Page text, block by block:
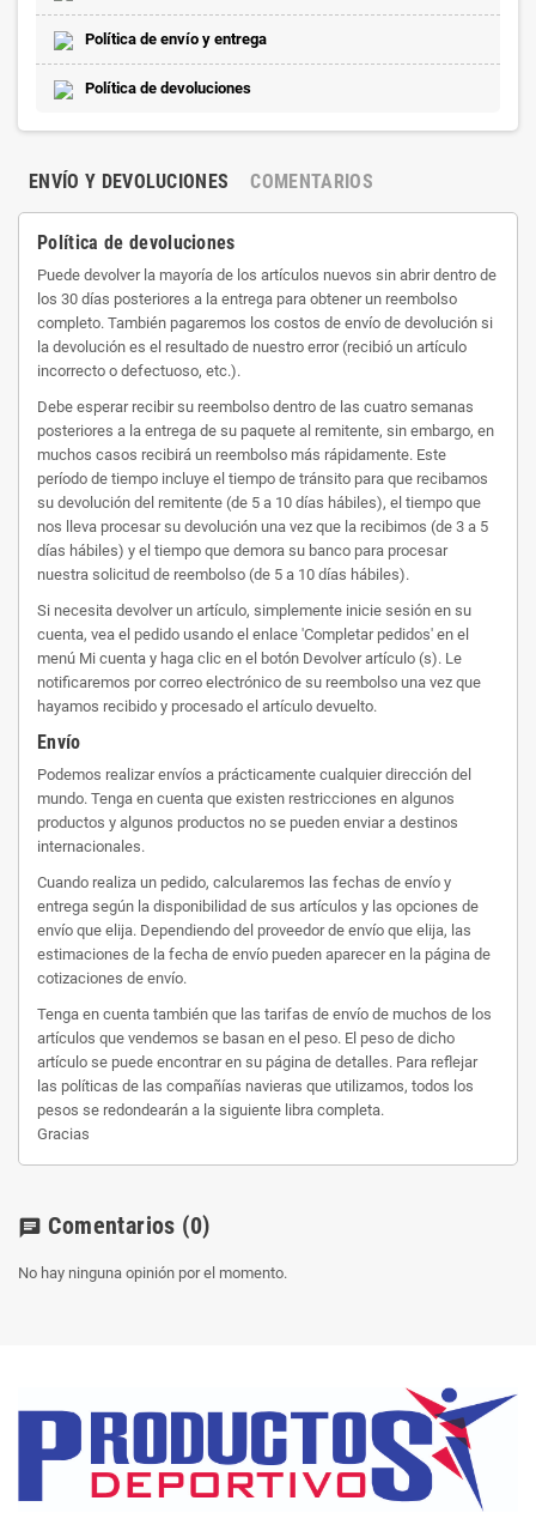
Política de envío y entrega
Política de devoluciones
ENVÍO Y DEVOLUCIONES COMENTARIOS
Política de devoluciones
Puede devolver la mayoría de los artículos nuevos sin abrir dentro de
los 30 días posteriores a la entrega para obtener un reembolso
completo. También pagaremos los costos de envío de devolución si
la devolución es el resultado de nuestro error (recibió un artículo
incorrecto o defectuoso, etc.).
Debe esperar recibir su reembolso dentro de las cuatro semanas
posteriores a la entrega de su paquete al remitente, sin embargo, en
muchos casos recibirá un reembolso más rápidamente. Este
período de tiempo incluye el tiempo de tránsito para que recibamos
su devolución del remitente (de 5 a 10 días hábiles), el tiempo que
nos lleva procesar su devolución una vez que la recibimos (de 3 a 5
días hábiles) y el tiempo que demora su banco para procesar
nuestra solicitud de reembolso (de 5 a 10 días hábiles).
Si necesita devolver un artículo, simplemente inicie sesión en su
cuenta, vea el pedido usando el enlace 'Completar pedidos' en el
menú Mi cuenta y haga clic en el botón Devolver artículo (s). Le
notificaremos por correo electrónico de su reembolso una vez que
hayamos recibido y procesado el artículo devuelto.
Envío
Podemos realizar envíos a prácticamente cualquier dirección del
mundo. Tenga en cuenta que existen restricciones en algunos
productos y algunos productos no se pueden enviar a destinos
internacionales.
Cuando realiza un pedido, calcularemos las fechas de envío y
entrega según la disponibilidad de sus artículos y las opciones de
envío que elija. Dependiendo del proveedor de envío que elija, las
estimaciones de la fecha de envío pueden aparecer en la página de
cotizaciones de envío.
Tenga en cuenta también que las tarifas de envío de muchos de los
artículos que vendemos se basan en el peso. El peso de dicho
artículo se puede encontrar en su página de detalles. Para reflejar
las políticas de las compañías navieras que utilizamos, todos los
pesos se redondearán a la siguiente libra completa.
Gracias
chat Comentarios (0)
No hay ninguna opinión por el momento.